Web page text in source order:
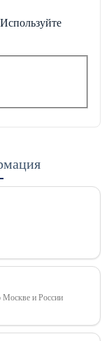
Москве и России